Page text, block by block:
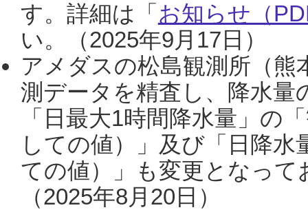
す。詳細は「 お知らせ（
い。（2025年9月17日）
アメダスの松島観測所（熊
測データを精査し、降水
「日最大1時間降水量」の
しての値）」及び「日降
ての値）」も変更となっ
（2025年8月20日）